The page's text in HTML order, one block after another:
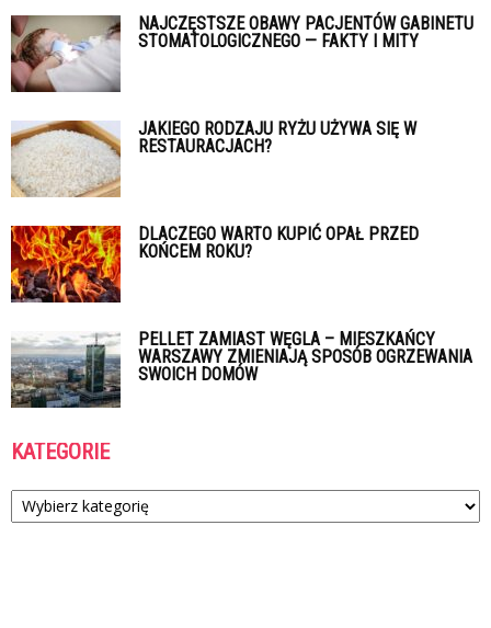
NAJCZĘSTSZE OBAWY PACJENTÓW GABINETU
STOMATOLOGICZNEGO — FAKTY I MITY
JAKIEGO RODZAJU RYŻU UŻYWA SIĘ W
RESTAURACJACH?
DLACZEGO WARTO KUPIĆ OPAŁ PRZED
KOŃCEM ROKU?
PELLET ZAMIAST WĘGLA – MIESZKAŃCY
WARSZAWY ZMIENIAJĄ SPOSÓB OGRZEWANIA
SWOICH DOMÓW
KATEGORIE
Kategorie